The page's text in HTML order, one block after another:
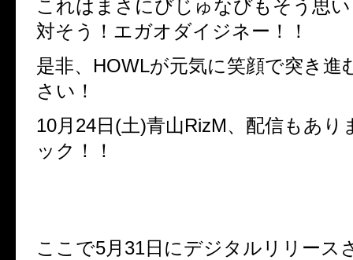
これはまさにびじゅなびもそう思
対そう！エガオダイジネー！！
是非、HOWLが元気に笑顔で突き進
さい！
10月24日(土)青山RizM、配信もあり
ック！！
ここで5月31日にデジタルリリース